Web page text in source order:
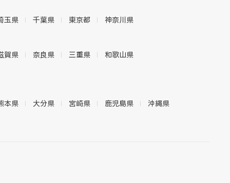
玉県 千葉県 東京都 神奈川県
賀県 奈良県 三重県 和歌山県
本県 大分県 宮崎県 鹿児島県 沖縄県